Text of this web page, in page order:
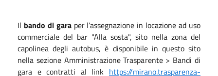
Il bando di garaper l’assegnazione in locazione ad uso
commerciale del bar "Alla sosta", sito nella zona del
capolinea degli autobus, è disponibile in questo sito
nella sezione Amministrazione Trasparente > Bandi di
gara e contratti al link https://mirano.trasparenza-